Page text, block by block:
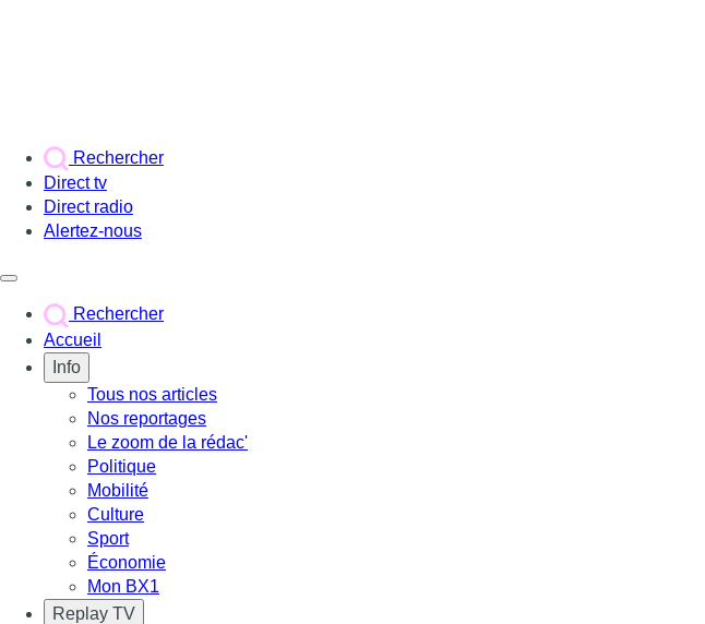
Rechercher
Direct tv
Direct radio
Alertez-nous
Rechercher
Accueil
Info
Tous nos articles
Nos reportages
Le zoom de la rédac'
Politique
Mobilité
Culture
Sport
Économie
Mon BX1
Replay TV